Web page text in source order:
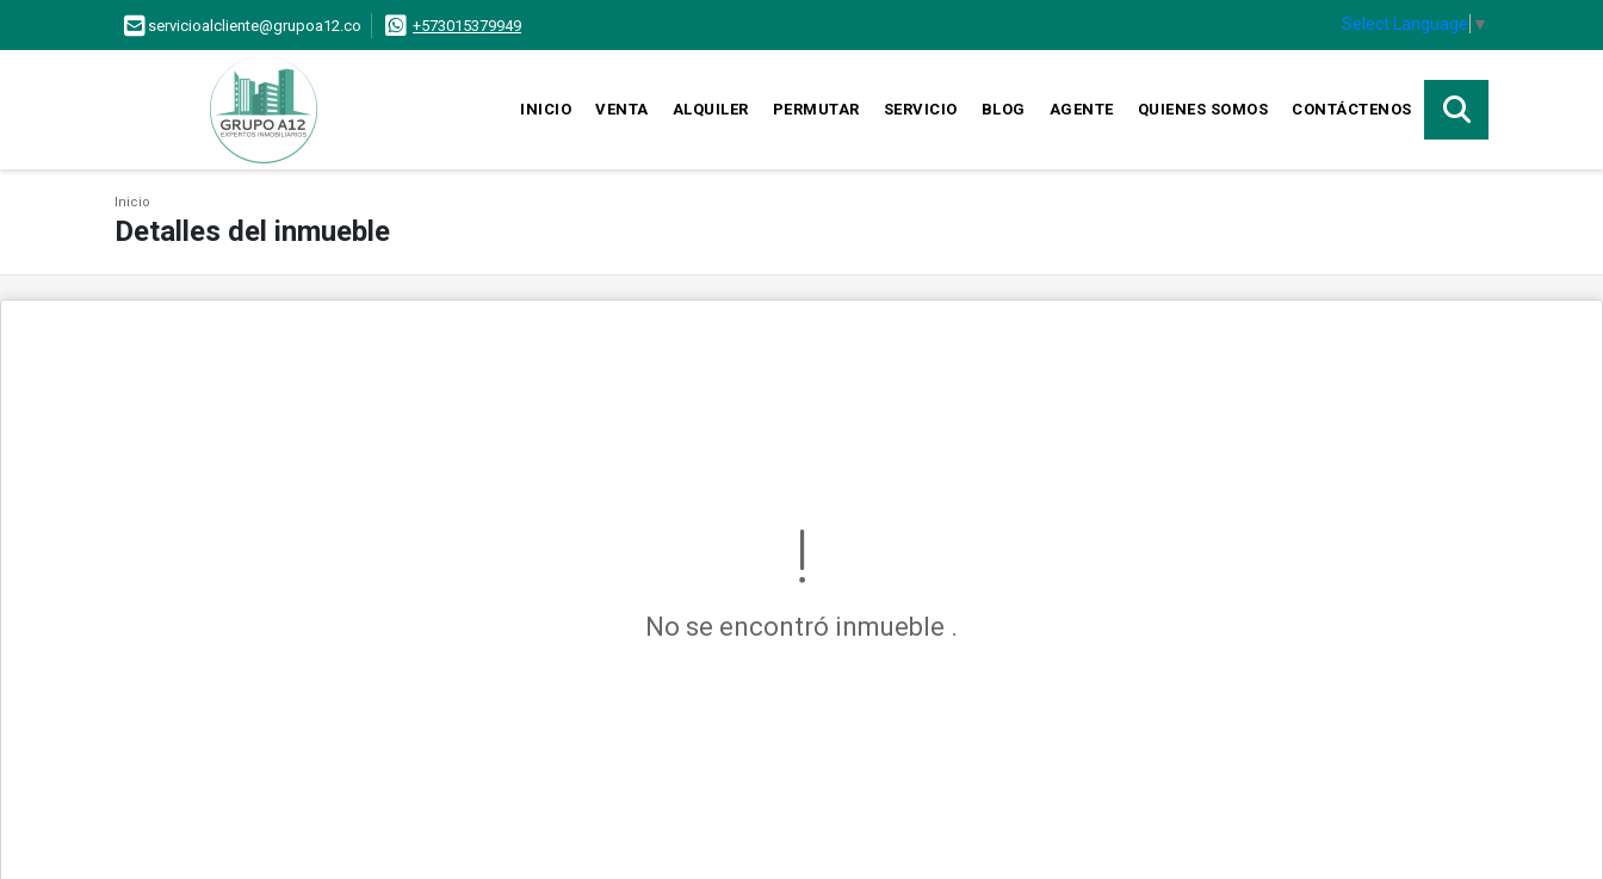
servicioalcliente@grupoa12.co +573015379949 Select Language ▼
INICIO VENTA ALQUILER PERMUTAR SERVICIO BLOG AGENTE QUIENES SOMOS CONTÁCTENOS
Inicio
Detalles del inmueble
No se encontró inmueble .